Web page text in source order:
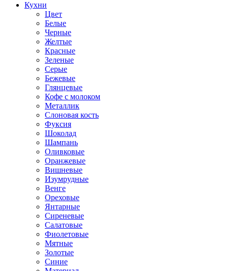
Кухни
Цвет
Белые
Черные
Желтые
Красные
Зеленые
Серые
Бежевые
Глянцевые
Кофе с молоком
Металлик
Слоновая кость
Фуксия
Шоколад
Шампань
Оливковые
Оранжевые
Вишневые
Изумрудные
Венге
Ореховые
Янтарные
Сиреневые
Салатовые
Фиолетовые
Мятные
Золотые
Синие